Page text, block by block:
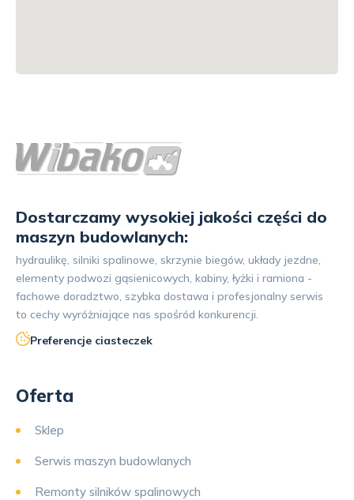
Dostarczamy wysokiej jakości części do
maszyn budowlanych:
hydraulikę, silniki spalinowe, skrzynie biegów, układy jezdne,
elementy podwozi gąsienicowych, kabiny, łyżki i ramiona -
fachowe doradztwo, szybka dostawa i profesjonalny serwis
to cechy wyróżniające nas spośród konkurencji.
Preferencje ciasteczek
Oferta
Sklep
Serwis maszyn budowlanych
Remonty silników spalinowych